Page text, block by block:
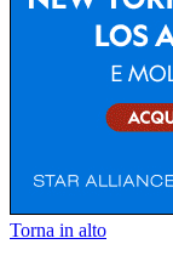
Torna in alto